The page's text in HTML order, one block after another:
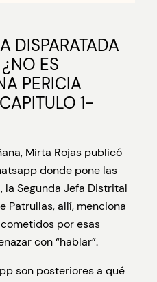
DISPARATADA
ES
PERICIA
1-
Mirta Rojas publicó
donde pone las
Segunda Jefa Distrital
Patrullas, allí, menciona
por esas
con “hablar”.
son posteriores a qué